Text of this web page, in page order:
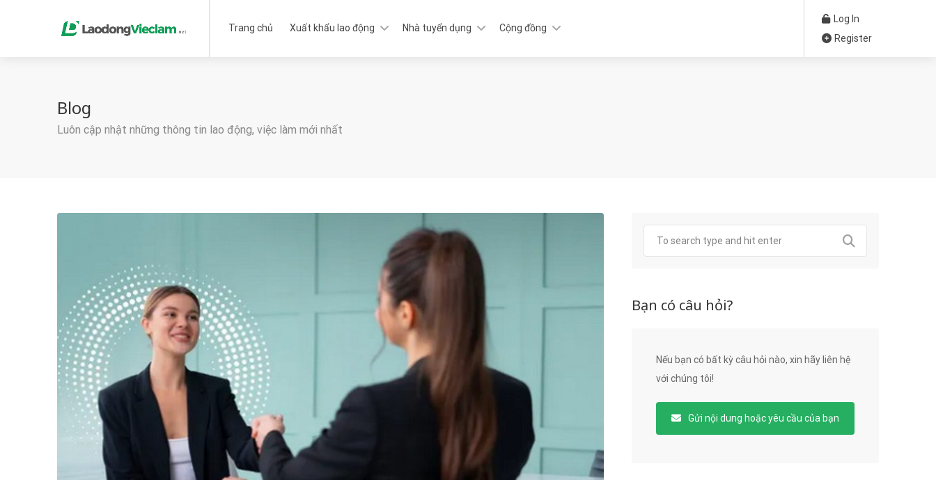
Trang chủ Xuất khẩu lao động Nhà tuyển dụng Cộng đồng
Log In
Register
Blog
Luôn cập nhật những thông tin lao động, việc làm mới nhất
Bạn có câu hỏi?
Nếu bạn có bất kỳ câu hỏi nào, xin hãy liên hệ
với chúng tôi!
Gửi nội dung hoặc yêu cầu của bạn